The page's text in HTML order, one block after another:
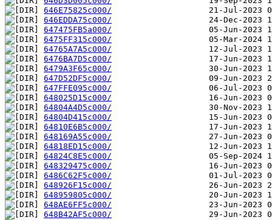
646E75825c000/
646EDDA75c000/
647475FB5a000/
6475FF315c000/
64765A7A5c000/
6476BA7D5c000/
6479A3F65c000/
647D52DF5c000/
647FFE095c000/
648025D15c000/
64804A4D5c000/
64804D415c000/
64810E6B5c000/
648169A55c000/
64818ED15c000/
64824C8E5c000/
648329475c000/
6486C62F5c000/
648926F15c000/
648959805c000/
648AE6FF5c000/
648B42AF5c000/